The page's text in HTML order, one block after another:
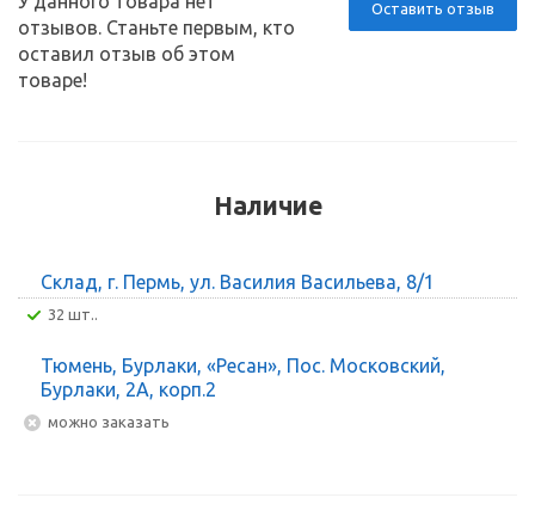
Оставить отзыв
отзывов. Станьте первым, кто
оставил отзыв об этом
товаре!
Наличие
Склад, г. Пермь, ул. Василия Васильева, 8/1
32 шт..
Тюмень, Бурлаки, «Ресан», Пос. Московский,
Бурлаки, 2А, корп.2
Можно заказать